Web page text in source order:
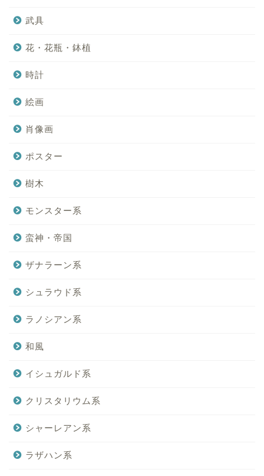
武具
花・花瓶・鉢植
時計
絵画
肖像画
ポスター
樹木
モンスター系
蛮神・帝国
ザナラーン系
シュラウド系
ラノシアン系
和風
イシュガルド系
クリスタリウム系
シャーレアン系
ラザハン系